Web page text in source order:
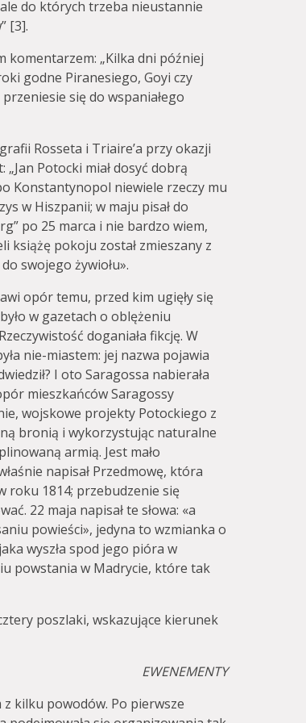
do których trzeba nieustannie
[3].
komentarzem: „Kilka dni później
godne Piranesiego, Goyi czy
się do wspaniałego
Rosseta i Triaire’a przy okazji
Potocki miał dosyć dobrą
Konstantynopol niewiele rzeczy mu
w Hiszpanii; w maju pisał do
po 25 marca i nie bardzo wiem,
książę pokoju został zmieszany z
swojego żywiołu».
opór temu, przed kim ugięły się
w gazetach o oblężeniu
doganiała fikcję. W
nie-miastem: jej nazwa pojawia
I oto Saragossa nabierała
mieszkańców Saragossy
wojskowe projekty Potockiego z
bronią i wykorzystując naturalne
armią. Jest mało
napisał Przedmowę, która
roku 1814; przebudzenie się
22 maja napisał te słowa: «a
powieści», jedyna to wzmianka o
wyszła spod jego pióra w
powstania w Madrycie, które tak
poszlaki, wskazujące kierunek
EWENEMENTY
kilku powodów. Po pierwsze